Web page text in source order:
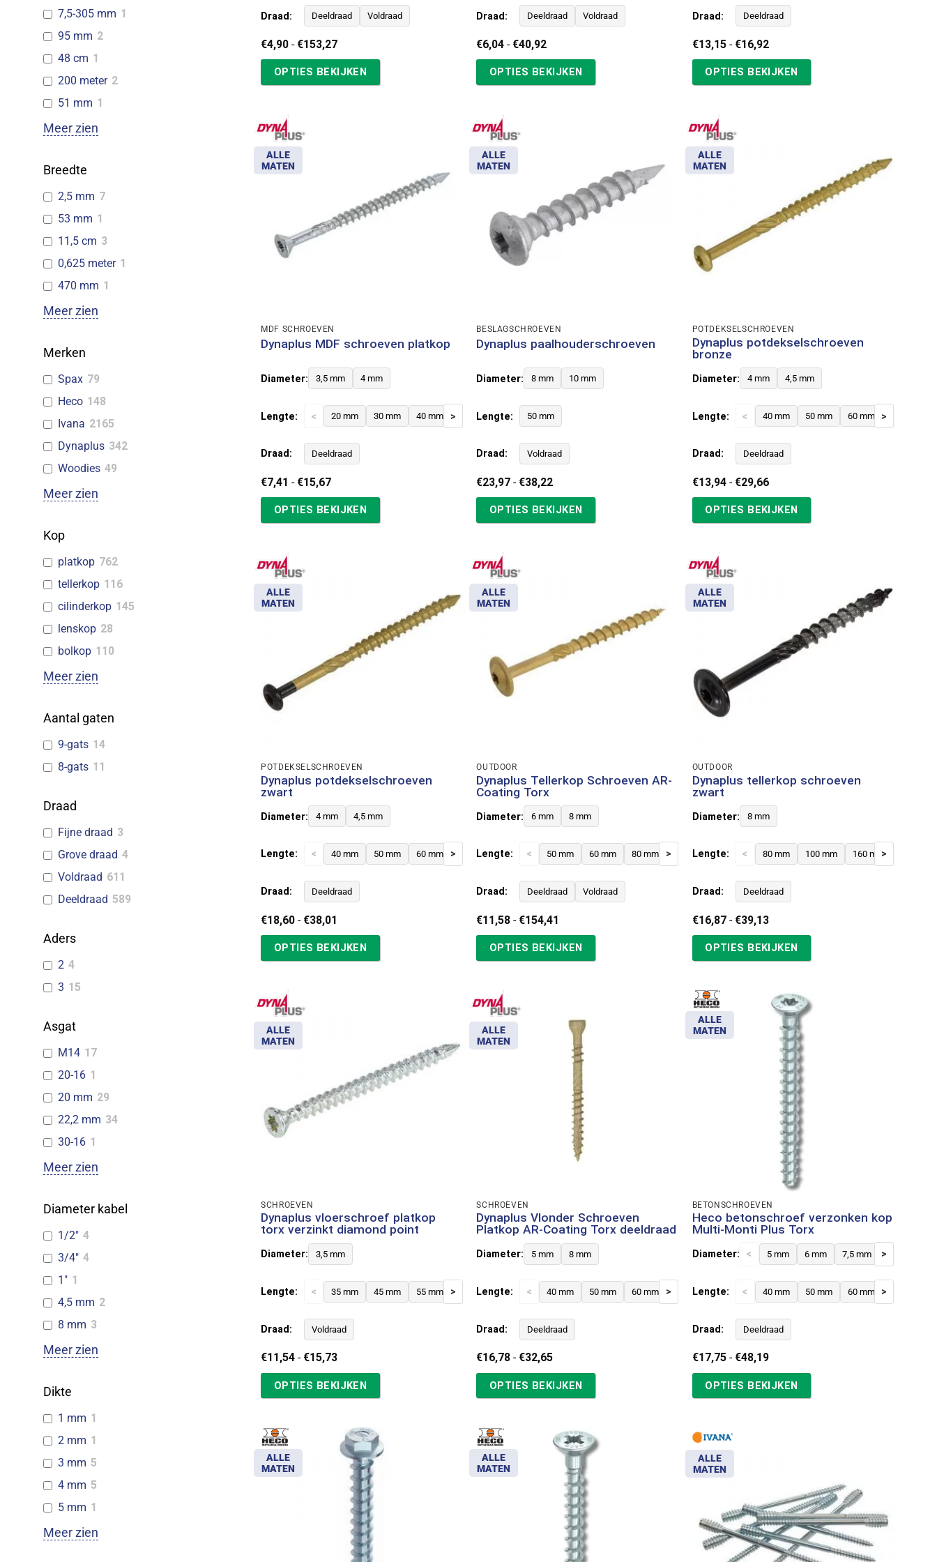
7,5-305 mm 1
95 mm 2
48 cm 1
200 meter 2
51 mm 1
Meer zien
Breedte
2,5 mm 7
53 mm 1
11,5 cm 3
0,625 meter 1
470 mm 1
Meer zien
Merken
Spax 79
Heco 148
Ivana 2165
Dynaplus 342
Woodies 49
Meer zien
Kop
platkop 762
tellerkop 116
cilinderkop 145
lenskop 28
bolkop 110
Meer zien
Aantal gaten
9-gats 14
8-gats 11
Draad
Fijne draad 3
Grove draad 4
Voldraad 611
Deeldraad 589
Aders
2 4
3 15
Asgat
M14 17
20-16 1
20 mm 29
22,2 mm 34
30-16 1
Meer zien
Diameter kabel
1/2" 4
3/4" 4
1" 1
4,5 mm 2
8 mm 3
Meer zien
Dikte
1 mm 1
2 mm 1
3 mm 5
4 mm 5
5 mm 1
Meer zien
Draad: Deeldraad Voldraad
€4,90 - €153,27Prijsklasse:
tot
€153,27
OPTIES BEKIJKEN
Draad: Deeldraad Voldraad
€6,04 - €40,92Prijsklasse:
tot
€40,92
OPTIES BEKIJKEN
Draad: Deeldraad
€13,15 - €16,92Prijsklasse:
tot
€16,92
OPTIES BEKIJKEN
ALLE
MATEN
MDF SCHROEVEN
Dynaplus MDF schroeven platkop
Diameter: 3,5 mm 4 mm
Lengte: < 20 mm 30 mm 40 mm 50 mm 60 mm
>
Draad: Deeldraad
€7,41 - €15,67Prijsklasse:
€15,67
OPTIES BEKIJKEN
ALLE
MATEN
BESLAGSCHROEVEN
Dynaplus paalhouderschroeven
Diameter: 8 mm 10 mm
Lengte: 50 mm
Draad: Voldraad
€23,97 - €38,22Prijsklasse:
€38,22
OPTIES BEKIJKEN
ALLE
MATEN
POTDEKSELSCHROEVEN
Dynaplus potdekselschroeven
bronze
Diameter: 4 mm 4,5 mm
Lengte: < 40 mm 50 mm 60 mm >
Draad: Deeldraad
€13,94 - €29,66Prijsklasse:
€29,66
OPTIES BEKIJKEN
ALLE
MATEN
POTDEKSELSCHROEVEN
Dynaplus potdekselschroeven
zwart
Diameter: 4 mm 4,5 mm
Lengte: < 40 mm 50 mm 60 mm 70 mm 80 mm
>
Draad: Deeldraad
€18,60 - €38,01
€38,01
OPTIES BEKIJKEN
ALLE
MATEN
OUTDOOR
Dynaplus Tellerkop Schroeven AR-
Coating Torx
Diameter: 6 mm 8 mm
Lengte: < 50 mm 60 mm 80 mm 100 mm 120 mm 140 mm 160 mm 180 mm
>
Draad: Deeldraad Voldraad
€11,58 - €154,41
€154,41
OPTIES BEKIJKEN
ALLE
MATEN
OUTDOOR
Dynaplus tellerkop schroeven
zwart
Diameter: 8 mm
Lengte: < 80 mm 100 mm 160 mm>
Draad: Deeldraad
€16,87 - €39,13Prijsklasse:
€39,13
OPTIES BEKIJKEN
ALLE
MATEN
SCHROEVEN
Dynaplus vloerschroef platkop
torx verzinkt diamond point
Diameter: 3,5 mm
Lengte: < 35 mm 45 mm 55 mm >
Draad: Voldraad
€11,54 - €15,73Prijsklasse:
€15,73
OPTIES BEKIJKEN
ALLE
MATEN
SCHROEVEN
Dynaplus Vlonder Schroeven
Platkop AR-Coating Torx deeldraad
Diameter: 5 mm 8 mm
Lengte: < 40 mm 50 mm 60 mm 70 mm 80 mm
>
Draad: Deeldraad
€16,78 - €32,65Prijsklasse:
€32,65
OPTIES BEKIJKEN
ALLE
MATEN
BETONSCHROEVEN
Heco betonschroef verzonken kop
Multi-Monti Plus Torx
Diameter: < 5 mm 6 mm 7,5 mm >
Lengte: < 40 mm 50 mm 60 mm >
Draad: Deeldraad
€17,75 - €48,19Prijsklasse:
€48,19
OPTIES BEKIJKEN
ALLE
MATEN
ALLE
MATEN
ALLE
MATEN